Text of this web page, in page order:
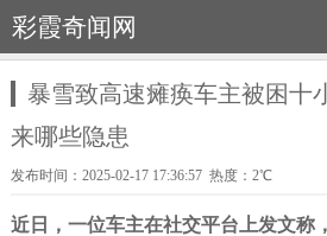
彩霞奇闻网
暴雪致高速瘫痪车主被困十
来哪些隐患
发布时间：2025-02-17 17:36:57 热度：2℃
近日，一位车主在社交平台上发文称